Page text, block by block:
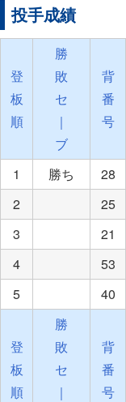
投手成績
登
板
順
勝
敗
セ
｜
ブ
背
番
号
1 勝ち 28
2
25
3
21
4
53
5
40
登
板
順
勝
敗
セ
｜
背
番
号